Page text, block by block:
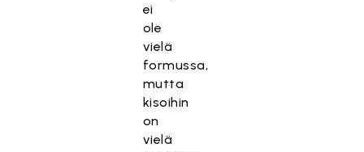
ei
ole
vielä
formussa,
mutta
kisoihin
on
vielä